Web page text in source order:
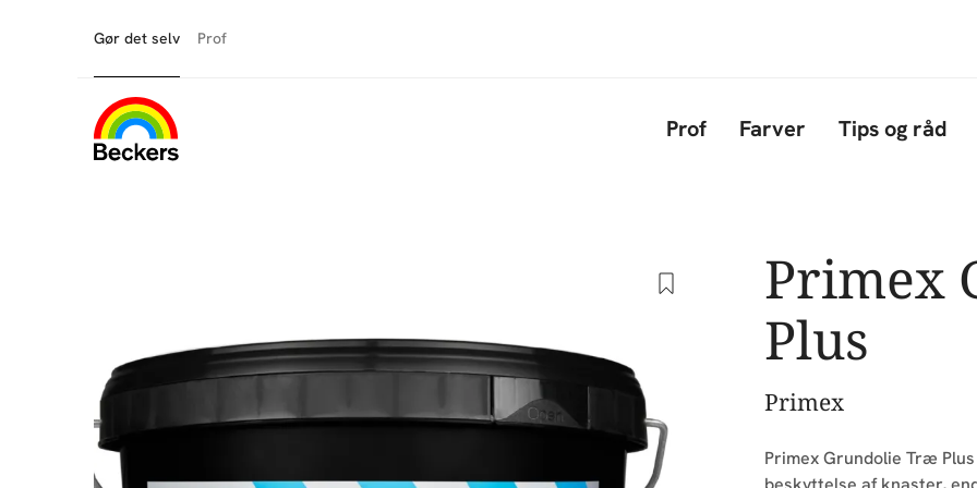
Gør det selv Prof
Prof Farver Tips og råd
Primex
Plus
Primex
Primex Grundolie Træ